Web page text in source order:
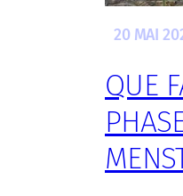
20 MAI
QUE